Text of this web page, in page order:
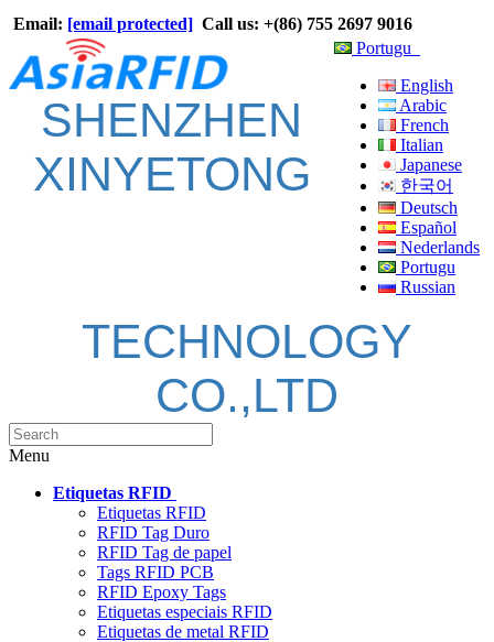
Email: [email protected] Call us: +(86) 755 2697 9016
Portugu
English
Arabic
French
Italian
Japanese
한국어
Deutsch
Español
Nederlands
Portugu
Russian
SHENZHEN
XINYETONG
TECHNOLOGY
CO.,LTD
Menu
Etiquetas RFID
Etiquetas RFID
RFID Tag Duro
RFID Tag de papel
Tags RFID PCB
RFID Epoxy Tags
Etiquetas especiais RFID
Etiquetas de metal RFID